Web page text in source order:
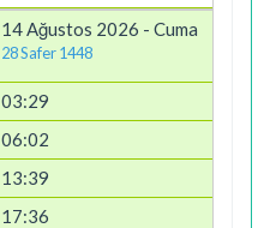
14 Ağustos 2026 - Cuma
28 Safer 1448
03:29
06:02
13:39
17:36